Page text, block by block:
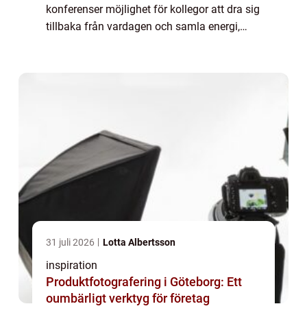
konferenser möjlighet för kollegor att dra sig
tillbaka från vardagen och samla energi,
31 juli 2026 Lotta Albertsson
inspiration
Produktfotografering i Göteborg: Ett
oumbärligt verktyg för företag